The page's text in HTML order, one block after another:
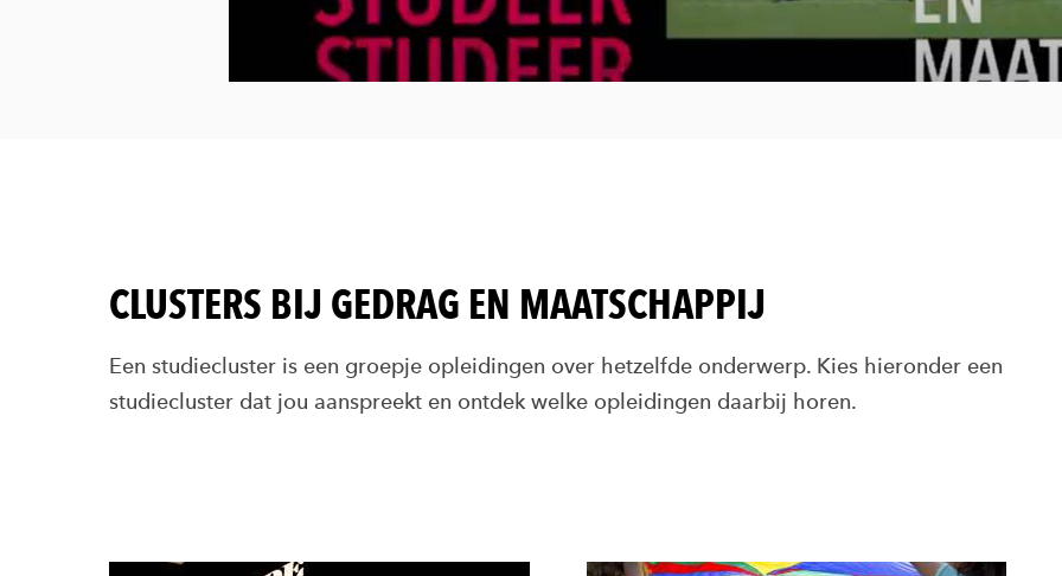
CLUSTERS BIJ GEDRAG EN MAATSCHAPPIJ
Een studiecluster is een groepje opleidingen over hetzelfde onderwerp. Kies hieronder een
studiecluster dat jou aanspreekt en ontdek welke opleidingen daarbij horen.